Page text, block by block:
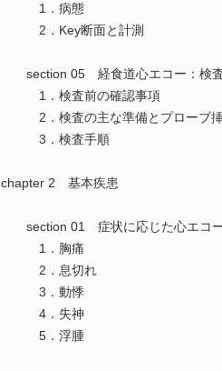
1．病態
2．Key断面と計測
section 05 経食道心エコー：検査
1．検査前の確認事項
2．検査の主な準備とプローブ
3．検査手順
chapter 2 基本疾患
section 01 症状に応じた心エコー
1．胸痛
2．息切れ
3．動悸
4．失神
5．浮腫